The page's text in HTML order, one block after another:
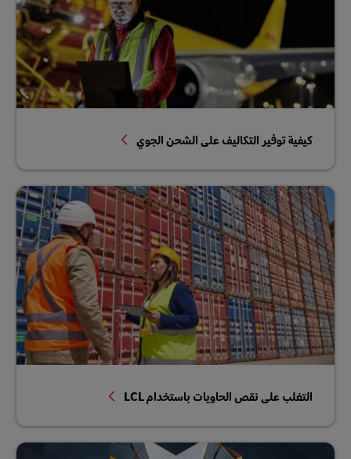
كيفية توفير التكاليف على الشحن الجوي
التغلب على نقص الحاويات باستخدام LCL